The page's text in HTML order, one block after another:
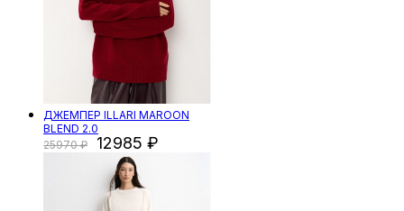
ДЖЕМПЕР ILLARI MAROON
BLEND 2.0
25970
12985